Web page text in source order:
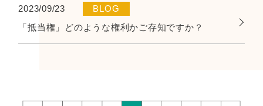
2023/09/23
BLOG
「抵当権」どのような権利かご存知ですか？